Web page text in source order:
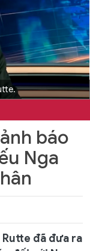
báo
Nga
đã đưa ra